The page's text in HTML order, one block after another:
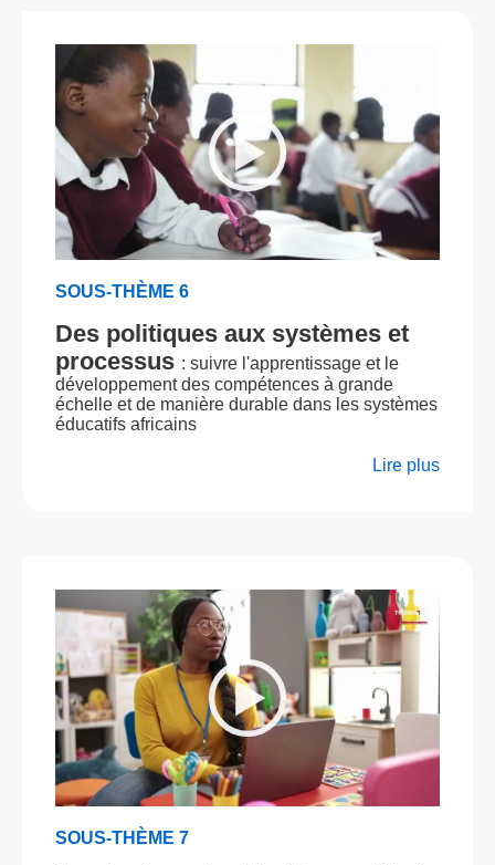
SOUS-THÈME 6
Des politiques aux systèmes et
processus : suivre l'apprentissage et le
développement des compétences à grande
échelle et de manière durable dans les systèmes
éducatifs africains
Lire plus
SOUS-THÈME 7